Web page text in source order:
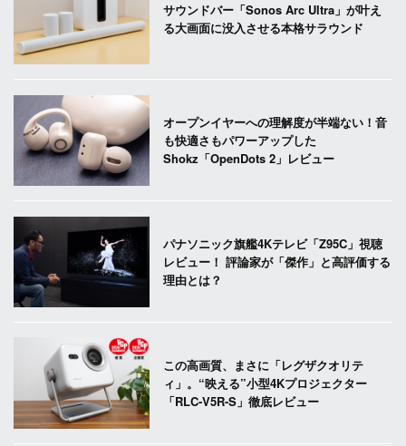
サウンドバー「Sonos Arc Ultra」が叶え
る大画面に没入させる本格サラウンド
オープンイヤーへの理解度が半端ない！音
も快適さもパワーアップした
Shokz「OpenDots 2」レビュー
パナソニック旗艦4Kテレビ「Z95C」視聴
レビュー！ 評論家が「傑作」と高評価する
理由とは？
この高画質、まさに「レグザクオリテ
ィ」。“映える”小型4Kプロジェクター
「RLC-V5R-S」徹底レビュー